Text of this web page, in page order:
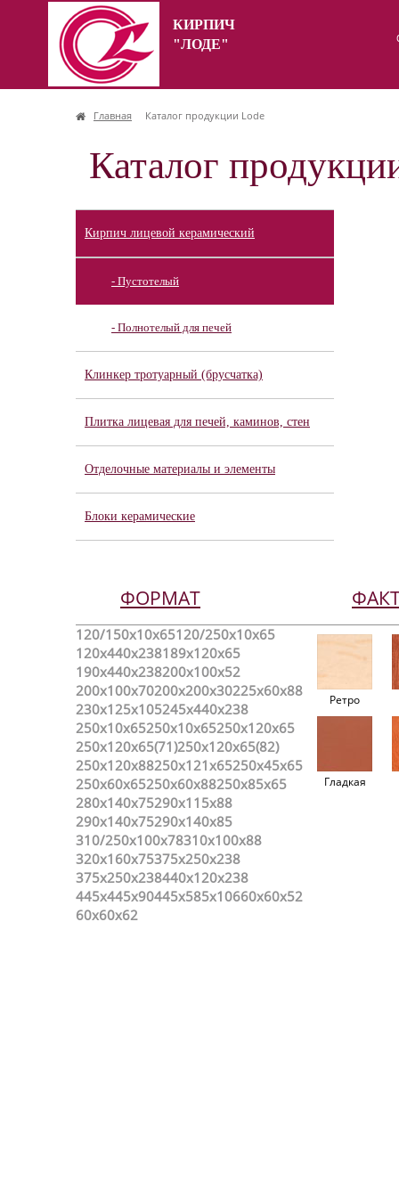
КИРПИЧ
"ЛОДЕ"
Главная Каталог продукции Lode
Каталог
Кирпич лицевой керамический
- Пустотелый
- Полнотелый для печей
Клинкер тротуарный (брусчатка)
Плитка лицевая для печей, каминов, стен
Отделочные материалы и элементы
Блоки керамические
ФОРМАТ
120/150х10х65120/250x10x65
120x440x238189х120х65
190x440x238200х100х52
200х100х70200х200х30225x60x88
230x125x105245x440x238
250x10x65250х10х65250х120х65
250х120х65(71)250х120х65(82)
250х120х88250х121х65250х45х65
250х60х65250х60х88250х85х65
280х140х75290x115x88
290х140х75290х140х85
310/250x100x78310x100x88
320х160х75375x250x238
375х250х238440x120x238
445x445x90445x585x10660х60х52
60х60х62
Ретро
Гладкая